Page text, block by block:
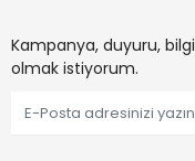
Kampanya, duyuru,
olmak istiyorum.